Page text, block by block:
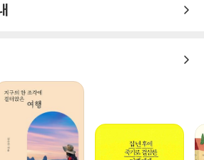
흰 양털 장화 속이 축축해지도록 눈 내립니다/
지고 녹아내리는
혼이 나간 아이처럼,
상하고 망가진 물건들 사이에서,